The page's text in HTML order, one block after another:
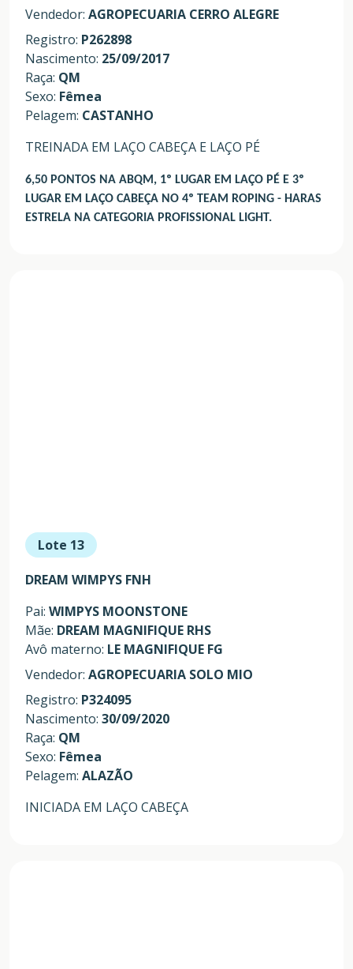
Vendedor: AGROPECUARIA CERRO ALEGRE
Registro: P262898
Nascimento: 25/09/2017
Raça: QM
Sexo: Fêmea
Pelagem: CASTANHO
TREINADA EM LAÇO CABEÇA E LAÇO PÉ
6,50 PONTOS NA ABQM, 1º LUGAR EM LAÇO PÉ E 3º
LUGAR EM LAÇO CABEÇA NO 4º TEAM ROPING - HARAS
ESTRELA NA CATEGORIA PROFISSIONAL LIGHT.
Lote 13
DREAM WIMPYS FNH
Pai: WIMPYS MOONSTONE
Mãe: DREAM MAGNIFIQUE RHS
Avô materno: LE MAGNIFIQUE FG
Vendedor: AGROPECUARIA SOLO MIO
Registro: P324095
Nascimento: 30/09/2020
Raça: QM
Sexo: Fêmea
Pelagem: ALAZÃO
INICIADA EM LAÇO CABEÇA